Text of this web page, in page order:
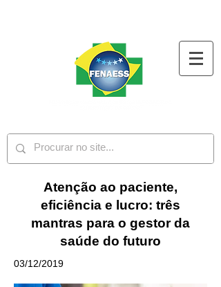
Atenção‌ ‌ao‌ ‌paciente,‌
‌eficiência‌ ‌e‌ ‌lucro: três
mantras para o gestor da
saúde do futuro
03/12/2019